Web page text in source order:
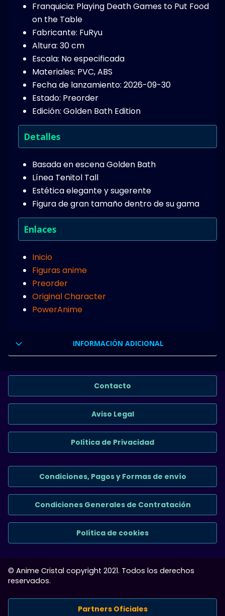
Franquicia: Playing Death Games to Put Food
on the Table
Fabricante: FuRyu
Altura: 30 cm
Escala: No especificada
Materiales: PVC, ABS
Fecha de lanzamiento: 2026-09-30
Estado: Preorder
Edición: Golden Bath Edition
Detalles
Basada en escena Golden Bath
Línea Tenitol Tall
Estética elegante y sugerente
Figura de gran tamaño dentro de su gama
Enlaces
Inicio
Figuras anime
Preorder
Original Character
PowerAnime
INFORMACIÓN ADICIONAL
Contacto
Aviso Legal
Política de Privacidad
Condiciones, Pagos y Formas de envío
Condiciones Generales de Contratación
Política de cookies
© Anime Cristal copyright 2021. Todos los derechos
reservados.
Partners Oficiales